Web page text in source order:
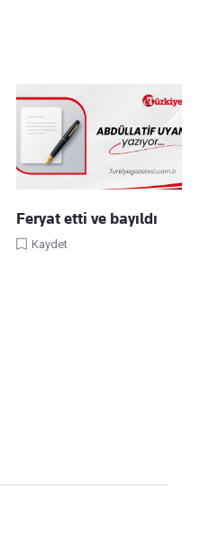
Feryat etti ve bayıldı
Kaydet